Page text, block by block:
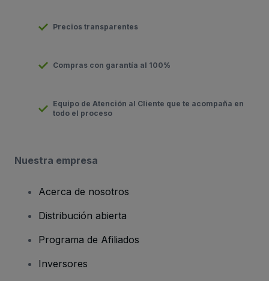
Precios transparentes
Compras con garantía al 100%
Equipo de Atención al Cliente que te acompaña en
todo el proceso
Nuestra empresa
Acerca de nosotros
Distribución abierta
Programa de Afiliados
Inversores